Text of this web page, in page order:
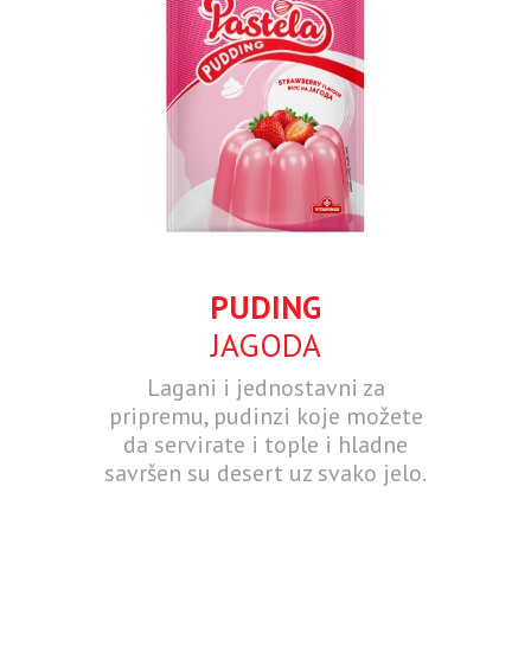
PUDING
JAGODA
Lagani i jednostavni za
pripremu, pudinzi koje možete
da servirate i tople i hladne
savršen su desert uz svako jelo.